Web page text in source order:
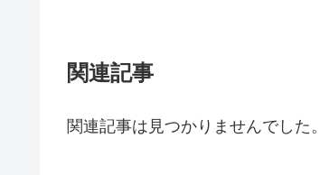
関連記事
関連記事は見つかりませんでした。